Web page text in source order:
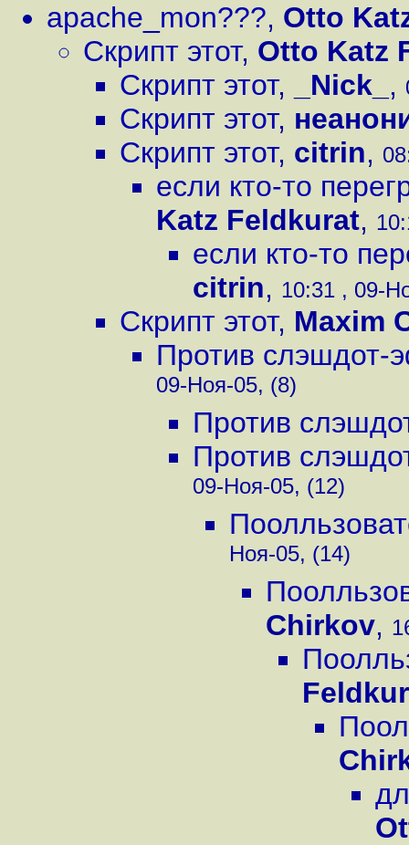
apache_mon???, Otto
Скрипт этот, Otto Katz
Скрипт этот, _Nick_ ,
Скрипт этот,
Скрипт этот, citrin,
если кто-то
Katz Feldkurat,
если кто-то
citrin, 10:31 , 09-
Скрипт этот, Maxim
Против слэшдот-
09-Ноя-05, (8)
Против
Против
09-Ноя-05, (12)
Ноя-05, (14)
Chirkov,